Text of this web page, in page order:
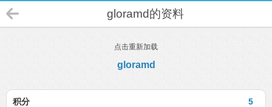
gloramd的资料
点击重新加载
gloramd
5
积分